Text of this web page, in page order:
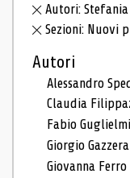
Autori: Stefania
Sezioni: Nuovi
Autori
Alessandro
Claudia
Fabio
Giorgio
Giovanna Ferro